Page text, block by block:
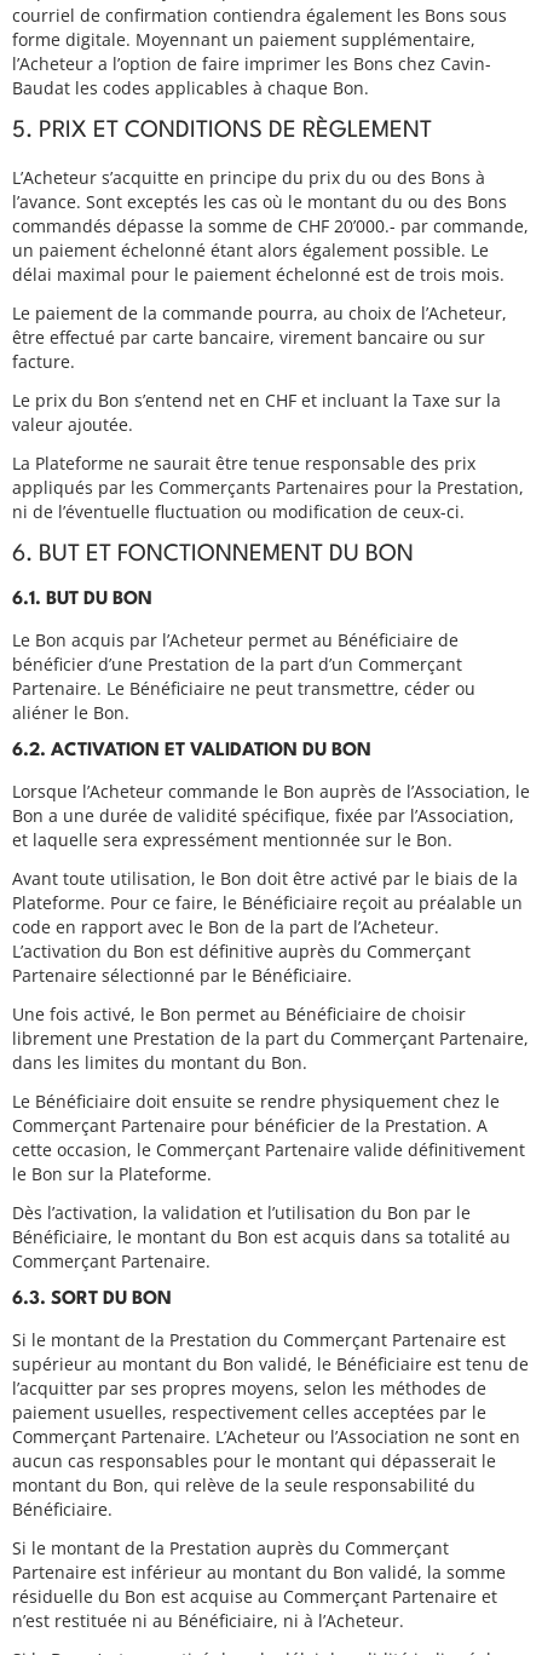
courriel de confirmation contiendra également les Bons sous
forme digitale. Moyennant un paiement supplémentaire,
l’Acheteur a l’option de faire imprimer les Bons chez Cavin-
Baudat les codes applicables à chaque Bon.
5. PRIX ET CONDITIONS DE RÈGLEMENT
L’Acheteur s’acquitte en principe du prix du ou des Bons à
l’avance. Sont exceptés les cas où le montant du ou des Bons
commandés dépasse la somme de CHF 20’000.- par commande,
un paiement échelonné étant alors également possible. Le
délai maximal pour le paiement échelonné est de trois mois.
Le paiement de la commande pourra, au choix de l’Acheteur,
être effectué par carte bancaire, virement bancaire ou sur
facture.
Le prix du Bon s’entend net en CHF et incluant la Taxe sur la
valeur ajoutée.
La Plateforme ne saurait être tenue responsable des prix
appliqués par les Commerçants Partenaires pour la Prestation,
ni de l’éventuelle fluctuation ou modification de ceux-ci.
6. BUT ET FONCTIONNEMENT DU BON
6.1. BUT DU BON
Le Bon acquis par l’Acheteur permet au Bénéficiaire de
bénéficier d’une Prestation de la part d’un Commerçant
Partenaire. Le Bénéficiaire ne peut transmettre, céder ou
aliéner le Bon.
6.2. ACTIVATION ET VALIDATION DU BON
Lorsque l’Acheteur commande le Bon auprès de l’Association, le
Bon a une durée de validité spécifique, fixée par l’Association,
et laquelle sera expressément mentionnée sur le Bon.
Avant toute utilisation, le Bon doit être activé par le biais de la
Plateforme. Pour ce faire, le Bénéficiaire reçoit au préalable un
code en rapport avec le Bon de la part de l’Acheteur.
L’activation du Bon est définitive auprès du Commerçant
Partenaire sélectionné par le Bénéficiaire.
Une fois activé, le Bon permet au Bénéficiaire de choisir
librement une Prestation de la part du Commerçant Partenaire,
dans les limites du montant du Bon.
Le Bénéficiaire doit ensuite se rendre physiquement chez le
Commerçant Partenaire pour bénéficier de la Prestation. A
cette occasion, le Commerçant Partenaire valide définitivement
le Bon sur la Plateforme.
Dès l’activation, la validation et l’utilisation du Bon par le
Bénéficiaire, le montant du Bon est acquis dans sa totalité au
Commerçant Partenaire.
6.3. SORT DU BON
Si le montant de la Prestation du Commerçant Partenaire est
supérieur au montant du Bon validé, le Bénéficiaire est tenu de
l’acquitter par ses propres moyens, selon les méthodes de
paiement usuelles, respectivement celles acceptées par le
Commerçant Partenaire. L’Acheteur ou l’Association ne sont en
aucun cas responsables pour le montant qui dépasserait le
montant du Bon, qui relève de la seule responsabilité du
Bénéficiaire.
Si le montant de la Prestation auprès du Commerçant
Partenaire est inférieur au montant du Bon validé, la somme
résiduelle du Bon est acquise au Commerçant Partenaire et
n’est restituée ni au Bénéficiaire, ni à l’Acheteur.